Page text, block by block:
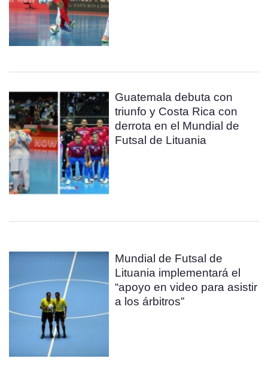
Guatemala debuta con
triunfo y Costa Rica con
derrota en el Mundial de
Futsal de Lituania
Mundial de Futsal de
Lituania implementará el
“apoyo en video para asistir
a los árbitros”